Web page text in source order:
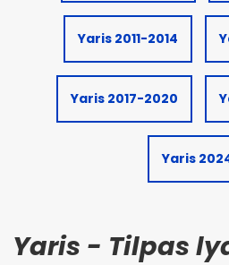
Yaris 2011-2014
Yaris 2017-2020
Yaris
Yaris - Tilpas